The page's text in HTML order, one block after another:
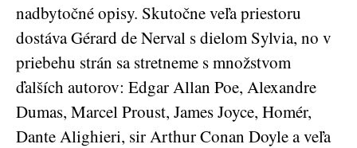
nadbytočné opisy. Skutočne veľa priestoru
dostáva Gérard de Nerval s dielom Sylvia, no v
priebehu strán sa stretneme s množstvom
ďalších autorov: Edgar Allan Poe, Alexandre
Dumas, Marcel Proust, James Joyce, Homér,
Dante Alighieri, sir Arthur Conan Doyle a veľa